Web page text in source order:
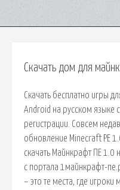
Скачать дом для
Скачать бесплатно игры
Android на русском языке
регистрации. Совсем
обновление Minecraft PE
скачать Майнкрафт ПЕ
с портала 1майнкрафт-
– это те места, где игроки